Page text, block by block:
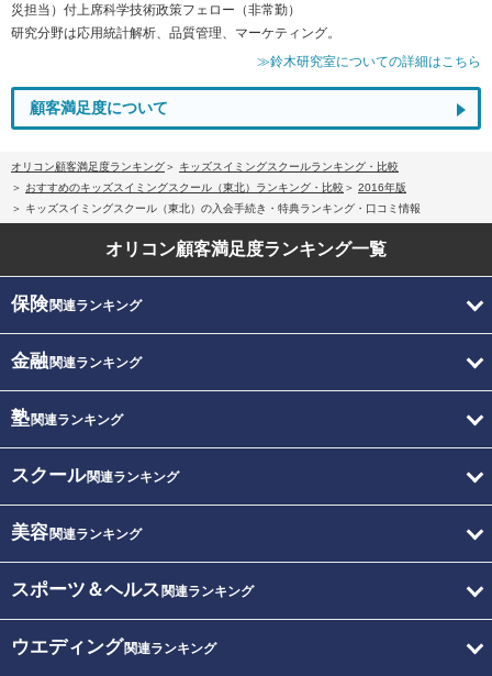
災担当）付上席科学技術政策フェロー（非常勤）
研究分野は応用統計解析、品質管理、マーケティング。
≫鈴木研究室についての詳細はこちら
顧客満足度について
オリコン顧客満足度ランキング
キッズスイミングスクールランキング・比較
おすすめのキッズスイミングスクール（東北）ランキング・比較
2016年版
キッズスイミングスクール（東北）の入会手続き・特典ランキング・口コミ情報
オリコン顧客満足度ランキング一覧
保険関連ランキング
金融関連ランキング
塾関連ランキング
スクール関連ランキング
美容関連ランキング
スポーツ＆ヘルス 関連ランキング
ウエディング関連ランキング